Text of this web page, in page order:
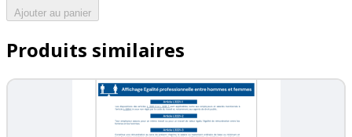
Ajouter au panier
Produits similaires